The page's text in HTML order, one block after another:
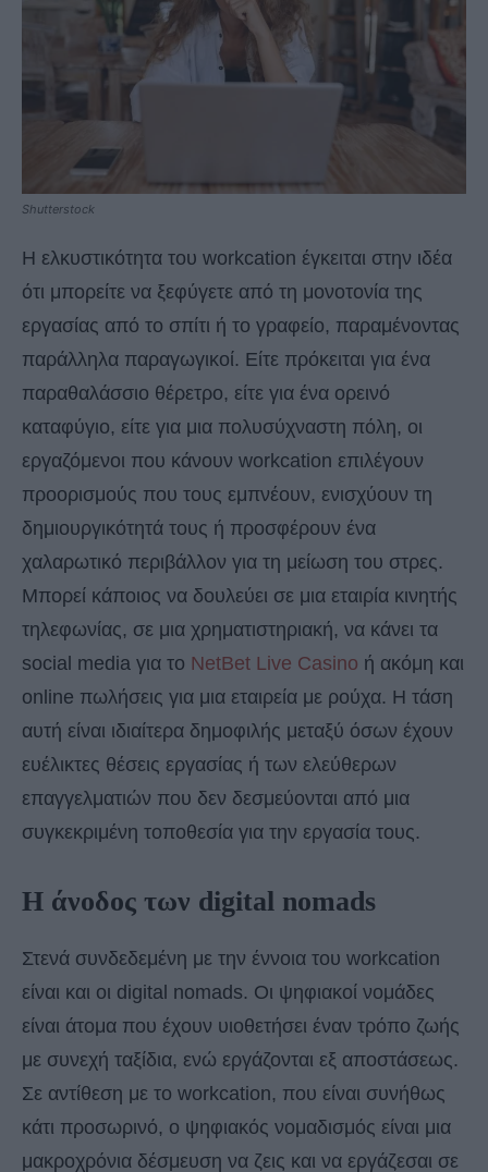
Shutterstock
Η ελκυστικότητα του workcation έγκειται στην ιδέα
ότι μπορείτε να ξεφύγετε από τη μονοτονία της
εργασίας από το σπίτι ή το γραφείο, παραμένοντας
παράλληλα παραγωγικοί. Είτε πρόκειται για ένα
παραθαλάσσιο θέρετρο, είτε για ένα ορεινό
καταφύγιο, είτε για μια πολυσύχναστη πόλη, οι
εργαζόμενοι που κάνουν workcation επιλέγουν
προορισμούς που τους εμπνέουν, ενισχύουν τη
δημιουργικότητά τους ή προσφέρουν ένα
χαλαρωτικό περιβάλλον για τη μείωση του στρες.
Μπορεί κάποιος να δουλεύει σε μια εταιρία κινητής
τηλεφωνίας, σε μια χρηματιστηριακή, να κάνει τα
social media για το NetBet Live Casino ή ακόμη και
online πωλήσεις για μια εταιρεία με ρούχα. Η τάση
αυτή είναι ιδιαίτερα δημοφιλής μεταξύ όσων έχουν
ευέλικτες θέσεις εργασίας ή των ελεύθερων
επαγγελματιών που δεν δεσμεύονται από μια
συγκεκριμένη τοποθεσία για την εργασία τους.
Η άνοδος των digital nomads
Στενά συνδεδεμένη με την έννοια του workcation
είναι και οι digital nomads. Οι ψηφιακοί νομάδες
είναι άτομα που έχουν υιοθετήσει έναν τρόπο ζωής
με συνεχή ταξίδια, ενώ εργάζονται εξ αποστάσεως.
Σε αντίθεση με το workcation, που είναι συνήθως
κάτι προσωρινό, ο ψηφιακός νομαδισμός είναι μια
μακροχρόνια δέσμευση να ζεις και να εργάζεσαι σε